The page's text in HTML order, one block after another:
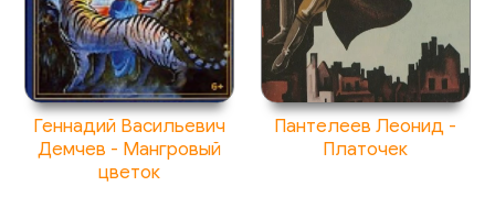
Геннадий Васильевич
Демчев - Мангровый
цветок
Пантелеев Леонид -
Платочек